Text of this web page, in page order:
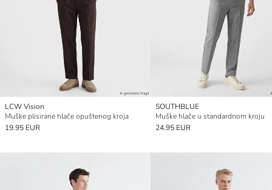
LCW Vision
Muške plisirane hlače opuštenog kroja
19.95 EUR
SOUTHBLUE
Muške hlače u standardnom kroju
24.95 EUR